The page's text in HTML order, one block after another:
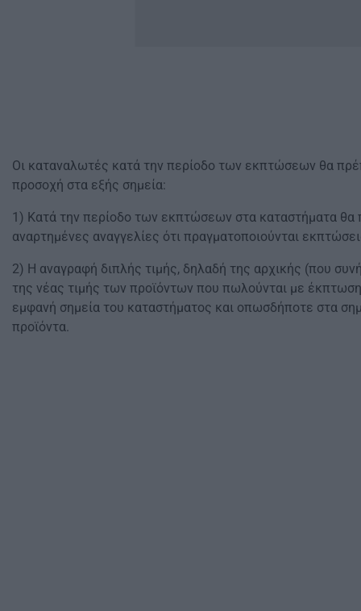
Οι καταναλωτές κατά την περίοδο των εκπτώσεων θα
προσοχή στα εξής σημεία:
1) Κατά την περίοδο των εκπτώσεων στα καταστήματα θα
αναρτημένες αναγγελίες ότι πραγματοποιούνται
2) Η αναγραφή διπλής τιμής, δηλαδή της αρχικής (που
της νέας τιμής των προϊόντων που πωλούνται με
εμφανή σημεία του καταστήματος και οπωσδήποτε στα
προϊόντα.